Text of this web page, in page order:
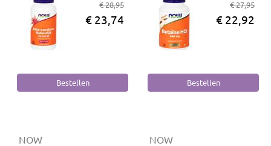
€ 28,95
€ 23,74
€ 27,95
€ 22,92
NOW NOW